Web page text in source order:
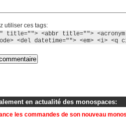
utiliser ces tags:
title=""> <abbr title="">
<del datetime=""> <em> <i>
en actualité des monospaces:
les commandes de son nouveau